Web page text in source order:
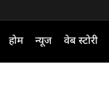
होम न्यूज वेब स्टोरी